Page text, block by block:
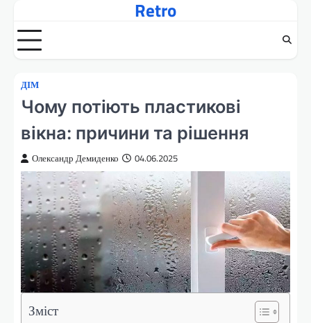
вмісту
Retro
ДІМ
Чому потіють пластикові
вікна: причини та рішення
Олександр Демиденко 04.06.2025
Зміст